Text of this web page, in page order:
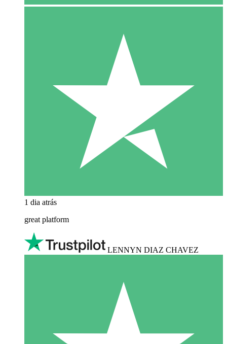
1 dia atrás
great platform
LENNYN DIAZ CHAVEZ